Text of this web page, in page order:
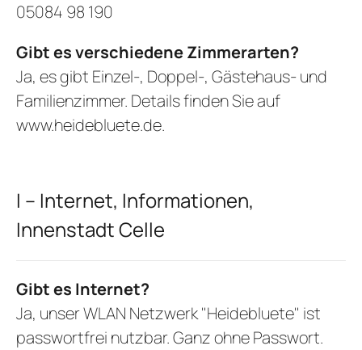
05084 98 190
Gibt es verschiedene Zimmerarten?
Ja, es gibt Einzel-, Doppel-, Gästehaus- und
Familienzimmer. Details finden Sie auf
www.heidebluete.de.
I – Internet, Informationen,
Innenstadt Celle
Gibt es Internet?
Ja, unser WLAN Netzwerk "Heidebluete" ist
passwortfrei nutzbar. Ganz ohne Passwort.